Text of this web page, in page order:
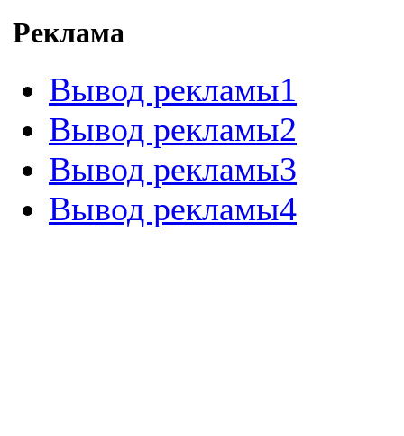
Реклама
Вывод рекламы1
Вывод рекламы2
Вывод рекламы3
Вывод рекламы4